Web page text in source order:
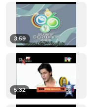
3:59
5:32